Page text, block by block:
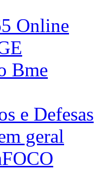
Online
Bme
e Defesas
geral